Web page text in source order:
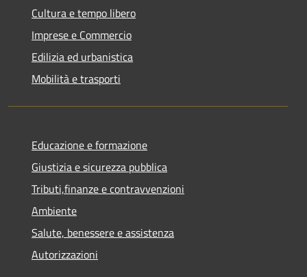
Cultura e tempo libero
Imprese e Commercio
Edilizia ed urbanistica
Mobilità e trasporti
Educazione e formazione
Giustizia e sicurezza pubblica
Tributi,finanze e contravvenzioni
Ambiente
Salute, benessere e assistenza
Autorizzazioni